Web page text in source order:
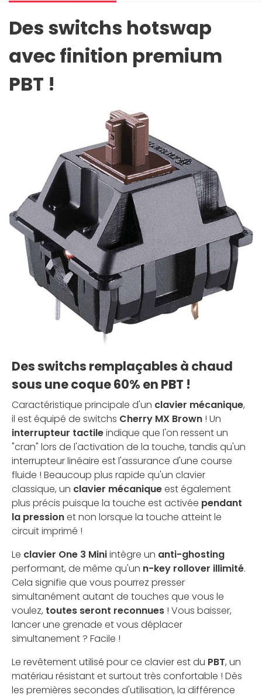
Des switchs hotswap
avec finition premium
PBT !
Des switchs remplaçables à chaud
sous une coque 60% en PBT !
Caractéristique principale d'un clavier mécanique,
il est équipé de switchs Cherry MX Brown ! Un
interrupteur tactileindique que l'on ressent un
"cran" lors de l'activation de la touche, tandis qu'un
interrupteur linéaire est l'assurance d'une course
fluide ! Beaucoup plus rapide qu'un clavier
classique, un clavier mécaniqueest également
plus précis puisque la touche est activée pendant
la pressionet non lorsque la touche atteint le
circuit imprimé !
Le clavier One 3 Miniintègre un anti-ghosting
performant, de même qu'un n-key rollover illimité.
Cela signifie que vous pourrez presser
simultanément autant de touches que vous le
voulez, toutes seront reconnues ! Vous baisser,
lancer une grenade et vous déplacer
simultanement ? Facile !
Le revêtement utilisé pour ce clavier est du PBT, un
matériau résistant et surtout très confortable ! Dès
les premières secondes d'utilisation, la différence